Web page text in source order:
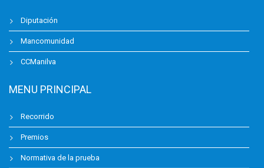
Diputación
Mancomunidad
CCManilva
MENU PRINCIPAL
Recorrido
Premios
Normativa de la prueba